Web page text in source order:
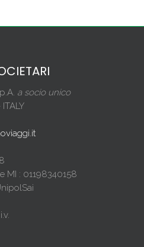
a socio unico
MI : 01198340158